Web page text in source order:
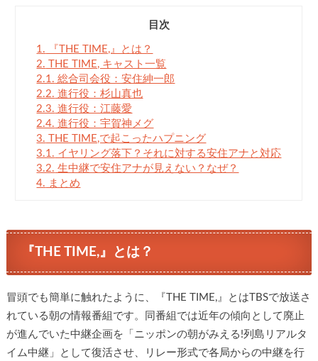
目次
1. 『THE TIME,』とは？
2. THE TIME, キャスト一覧
2.1. 総合司会役：安住紳一郎
2.2. 進行役：杉山真也
2.3. 進行役：江藤愛
2.4. 進行役：宇賀神メグ
3. THE TIME,で起こったハプニング
3.1. イヤリング落下？それに対する安住アナと対応
3.2. 生中継で安住アナが見えない？なぜ？
4. まとめ
『THE TIME,』とは？
冒頭でも簡単に触れたように、『THE TIME,』とはTBSで放送さ
れている朝の情報番組です。同番組では近年の傾向として廃止
が進んでいた中継企画を「ニッポンの朝がみえる!列島リアルタ
イム中継」として復活させ、リレー形式で各局からの中継を行